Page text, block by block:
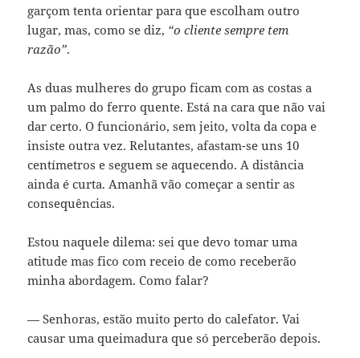
garçom tenta orientar para que escolham outro
lugar, mas, como se diz, “o cliente sempre tem
razão”.
As duas mulheres do grupo ficam com as costas a
um palmo do ferro quente. Está na cara que não vai
dar certo. O funcionário, sem jeito, volta da copa e
insiste outra vez. Relutantes, afastam-se uns 10
centímetros e seguem se aquecendo. A distância
ainda é curta. Amanhã vão começar a sentir as
consequências.
Estou naquele dilema: sei que devo tomar uma
atitude mas fico com receio de como receberão
minha abordagem. Como falar?
— Senhoras, estão muito perto do calefator. Vai
causar uma queimadura que só perceberão depois.